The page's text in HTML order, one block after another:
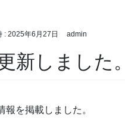
: 2025年6月27日 admin
新しました。
を掲載しました。